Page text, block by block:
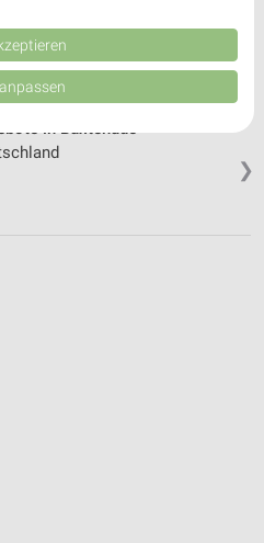
❯
in Buxtehude
Quellen. Entwicklung und
reduzierter Daten zur Auswahl
Union weitergegeben und in die